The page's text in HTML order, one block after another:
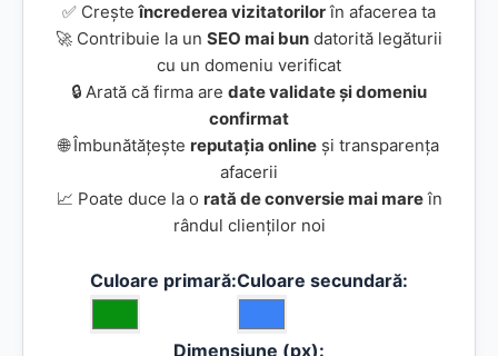
✅ Creșteîncrederea vizitatorilorîn afacerea ta
🚀 Contribuie la un SEO mai bun datorită legăturii
cu un domeniu verificat
🔒 Arată că firma are date validate și domeniu
confirmat
🌐 Îmbunătățește reputația online și transparența
afacerii
📈 Poate duce la o rată de conversie mai mareîn
rândul clienților noi
Culoare primară:Culoare secundară:
Dimensiune (px):